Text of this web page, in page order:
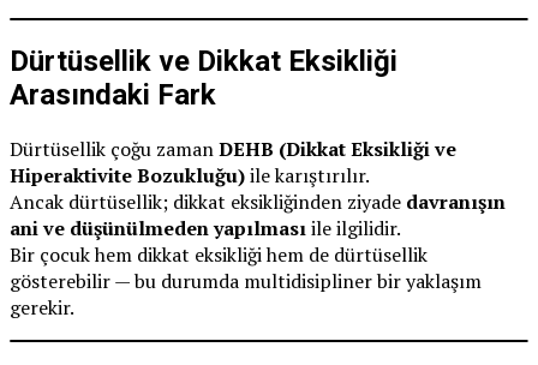
Dürtüsellik ve Dikkat Eksikliği
Arasındaki Fark
Dürtüsellik çoğu zamanDEHB (Dikkat Eksikliği ve
Hiperaktivite Bozukluğu)ile karıştırılır.
Ancak dürtüsellik; dikkat eksikliğinden ziyade davranışın
ani ve düşünülmeden yapılmasıile ilgilidir.
Bir çocuk hem dikkat eksikliği hem de dürtüsellik
gösterebilir — bu durumda multidisipliner bir yaklaşım
gerekir.